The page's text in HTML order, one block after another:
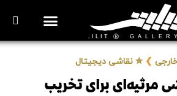
❯ ✮ نقاشی دیجیتال
مرثیه‌ای برای تخریب